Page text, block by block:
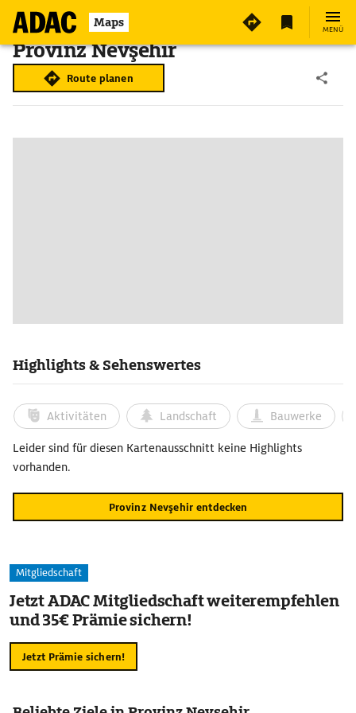
Maps MENÜ
Provinz Nevşehir
Route planen
Highlights & Sehenswertes
Aktivitäten Landschaft Bauwerke
Leider sind für diesen Kartenausschnitt keine Highlights
vorhanden.
Provinz Nevşehir entdecken
Mitgliedschaft
Jetzt ADAC Mitgliedschaft weiterempfehlen
und 35€ Prämie sichern!
Jetzt Prämie sichern!